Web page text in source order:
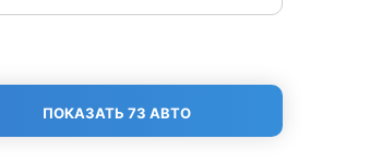
ПОКАЗАТЬ 73 АВТО